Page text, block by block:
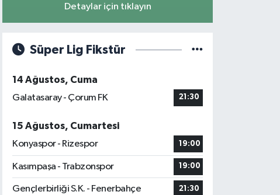
Detaylar için tıklayın
Süper Lig Fikstür
14 Ağustos, Cuma
Galatasaray - Çorum FK
21:30
15 Ağustos, Cumartesi
Konyaspor - Rizespor
19:00
Kasımpaşa - Trabzonspor 19:00
Gençlerbirliği S.K. - Fenerbahçe 21:30